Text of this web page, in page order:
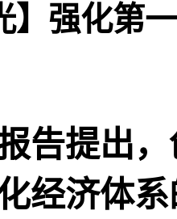
】强化第
告提出
经济体